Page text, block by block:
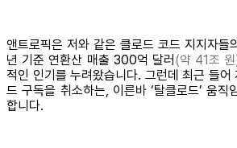
앤트로픽은 저와 같은 클로드 코드 지지자
년 기준 연환산 매출 300억 달러 (약 41조
적인 인기를 누려왔습니다. 그런데 최근 들어
드 구독을 취소하는, 이른바 ‘탈클로드’ 움직
합니다.